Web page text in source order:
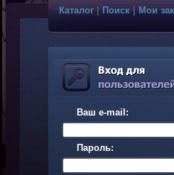
Каталог Поиск|Мои
Ваш e-mail:
Пароль: